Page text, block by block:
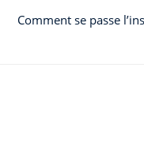
Comment se passe